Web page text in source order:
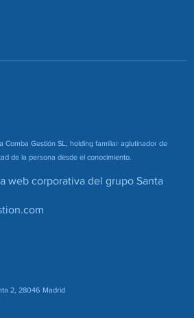
Comba Gestión SL, holding familiar aglutinador de
de la persona desde el conocimiento.
web corporativa del grupo Santa
2, 28046 Madrid